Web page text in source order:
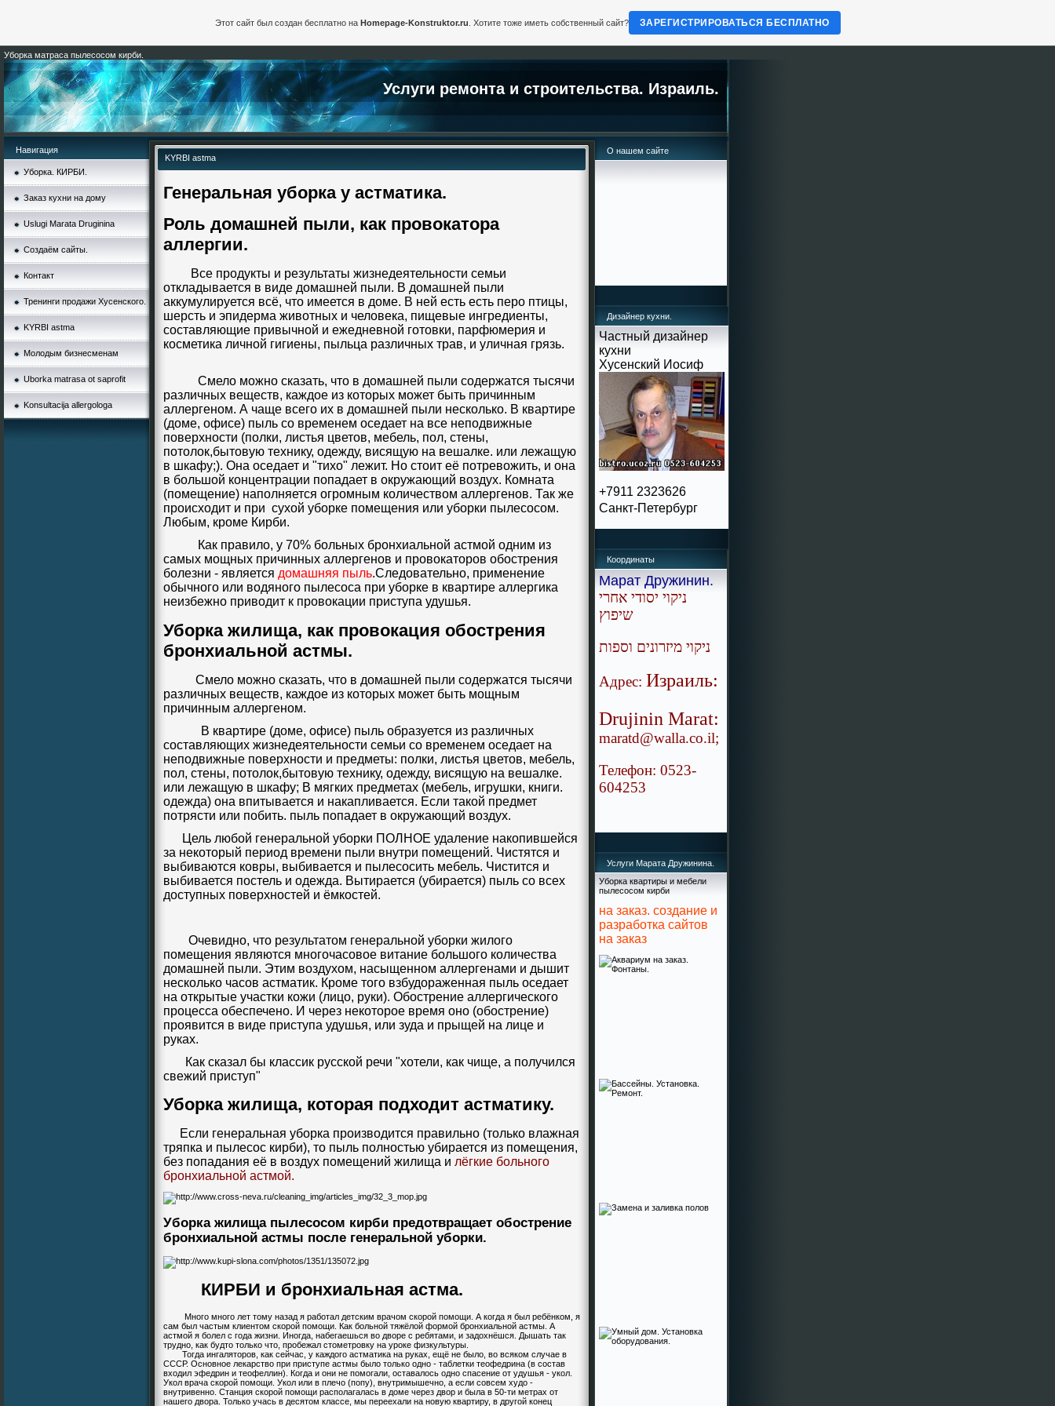
Уборка матраса пылесосом кирби.
Услуги ремонта и строительства. Израиль.
Навигация
Уборка. КИРБИ.
Заказ кухни на дому
Uslugi Marata Druginina
Создаём сайты.
Контакт
Тренинги продажи Хусенского.
KYRBI astma
Молодым бизнесменам
Uborka matrasa ot saprofit
Konsultacija allergologa
KYRBI astma
Генеральная уборка у астматика.
Роль домашней пыли, как провокатора
аллергии.
Все продукты и результаты жизнедеятельности семьи
откладывается в виде домашней пыли. В домашней пыли
аккумулируется всё, что имеется в доме. В ней есть есть перо птицы,
шерсть и эпидерма животных и человека, пищевые ингредиенты,
составляющие привычной и ежедневной готовки, парфюмерия и
косметика личной гигиены, пыльца различных трав, и уличная грязь.
Смело можно сказать, что в домашней пыли содержатся тысячи
различных веществ, каждое из которых может быть причинным
аллергеном. А чаще всего их в домашней пыли несколько. В квартире
(доме, офисе) пыль со временем оседает на все неподвижные
поверхности (полки, листья цветов, мебель, пол, стены,
потолок,бытовую технику, одежду, висящую на вешалке. или лежащую
в шкафу;). Она оседает и "тихо" лежит. Но стоит её потревожить, и она
в большой концентрации попадает в окружающий воздух. Комната
(помещение) наполняется огромным количеством аллергенов. Так же
происходит и при сухой уборке помещения или уборки пылесосом.
Любым, кроме Кирби.
Как правило, у 70% больных бронхиальной астмой одним из
самых мощных причинных аллергенов и провокаторов обострения
болезни - является домашняя пыль.Следовательно, применение
обычного или водяного пылесоса при уборке в квартире аллергика
неизбежно приводит к провокации приступа удушья.
Уборка жилища, как провокация обострения
бронхиальной астмы.
Смело можно сказать, что в домашней пыли содержатся тысячи
различных веществ, каждое из которых может быть мощным
причинным аллергеном.
В квартире (доме, офисе) пыль образуется из различных
составляющих жизнедеятельности семьи со временем оседает на
неподвижные поверхности и предметы: полки, листья цветов, мебель,
пол, стены, потолок,бытовую технику, одежду, висящую на вешалке.
или лежащую в шкафу; В мягких предметах (мебель, игрушки, книги.
одежда) она впитывается и накапливается. Если такой предмет
потрясти или побить. пыль попадает в окружающий воздух.
Цель любой генеральной уборки ПОЛНОЕ удаление накопившейся
за некоторый период времени пыли внутри помещений. Чистятся и
выбиваются ковры, выбивается и пылесосить мебель. Чистится и
выбивается постель и одежда. Вытирается (убирается) пыль со всех
доступных поверхностей и ёмкостей.
Очевидно, что результатом генеральной уборки жилого
помещения являются многочасовое витание большого количества
домашней пыли. Этим воздухом, насыщенном аллергенами и дышит
несколько часов астматик. Кроме того взбудораженная пыль оседает
на открытые участки кожи (лицо, руки). Обострение аллергического
процесса обеспечено. И через некоторое время оно (обострение)
проявится в виде приступа удушья, или зуда и прыщей на лице и
руках.
Как сказал бы классик русской речи "хотели, как чище, а получился
свежий приступ"
Уборка жилища, которая подходит астматику.
Если генеральная уборка производится правильно (только влажная
тряпка и пылесос кирби), то пыль полностью убирается из помещения,
без попадания её в воздух помещений жилища и лёгкие больного
бронхиальной астмой.
Уборка жилища пылесосом кирби предотвращает обострение
бронхиальной астмы после генеральной уборки.
КИРБИ и бронхиальная астма.
Много много лет тому назад я работал детским врачом скорой помощи . А когда я был ребёнком, я
сам был частым клиентом скорой помощи. Как больной тяжёлой формой бронхиальной астмы. А
астмой я болел с года жизни. Иногда, набегаешься во дворе с ребятами, и задохнёшся. Дышать так
трудно, как будто только что, пробежал стометровку на уроке физкультуры.
Тогда ингаляторов, как сейчас, у каждого астматика на руках, ещё не было, во всяком случае в
СССР. Основное лекарство при приступе астмы было только одно - таблетки теофедрина (в состав
входил эфедрин и теофеллин). Когда и они не помогали, оставалось одно спасение от удушья - укол.
Укол врача скорой помощи. Укол или в плечо (попу), внутримышечно, а если совсем худо -
внутривенно. Станция скорой помощи располагалась в доме через двор и была в 50-ти метрах от
нашего двора. Только учась в десятом классе, мы переехали на новую квартиру, в другой конец
О нашем сайте
Дизайнер кухни.
Частный дизайнер
кухни
Хусенский Иосиф
+7911 2323626
Санкт-Петербург
Координаты
Марат Дружинин.
ניקוי יסודי אחרי
שיפוץ
ניקוי מיזרונים וספות
Адрес: Израиль:
Drujinin Marat:
maratd@walla.co.il;
Телефон: 0523-
604253
Услуги Марата Дружинина.
Уборка квартиры и мебели
пылесосом кирби
на заказ. создание и
разработка сайтов
на заказ
Этот сайт был создан бесплатно на Homepage-Konstruktor.ru . Хотите тоже иметь собственный сайт? ЗАРЕГИСТРИРОВАТЬСЯ БЕСПЛАТНО